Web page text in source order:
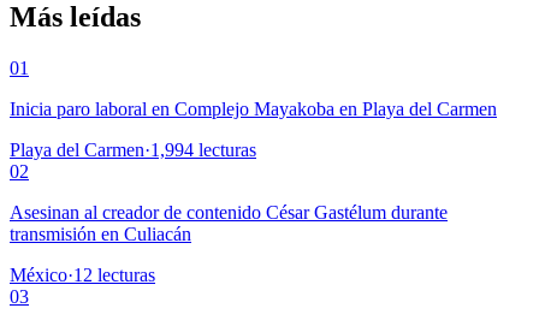
Más leídas
01
Inicia paro laboral en Complejo Mayakoba en Playa del Carmen
Playa del Carmen·1,994 lecturas
02
Asesinan al creador de contenido César Gastélum durante
transmisión en Culiacán
México·12 lecturas
03